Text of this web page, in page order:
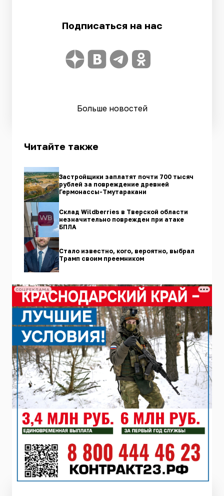
Подписаться на нас
Больше новостей
Читайте также
Застройщики заплатят почти 700 тысяч
рублей за повреждение древней
Гермонассы-Тмутаракани
Склад Wildberries в Тверской области
незначительно поврежден при атаке
БПЛА
Стало известно, кого, вероятно, выбрал
Трамп своим преемником
СОЦРЕКЛАМА